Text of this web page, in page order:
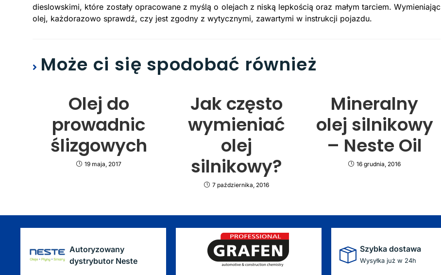
dieslowskimi, które zostały opracowane z myślą o olejach z niską lepkością oraz małym tarciem. Wymieniając
olej, każdorazowo sprawdź, czy jest zgodny z wytycznymi, zawartymi w instrukcji pojazdu.
Może ci się spodobać również
Olej do
prowadnic
ślizgowych
19 maja, 2017
Jak często
wymieniać
olej
silnikowy?
7 października, 2016
Mineralny
olej silnikowy
– Neste Oil
16 grudnia, 2016
Autoryzowany
dystrybutor Neste
Szybka dostawa
Wysyłka już w 24h